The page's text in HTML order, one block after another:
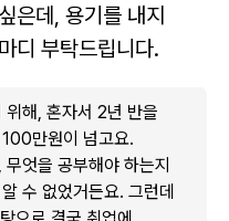
은데, 용기를 내지
디 부탁드립니다.
해, 혼자서 2년 반을
만원이 넘고요.
엇을 공부해야 하는지
수 없었거든요. 그런데